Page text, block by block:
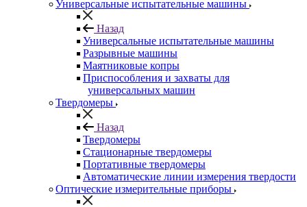
Универсальные испытательные машины
Назад
Универсальные испытательные машины
Разрывные машины
Маятниковые копры
Приспособления и захваты для
универсальных машин
Твердомеры
Назад
Твердомеры
Стационарные твердомеры
Портативные твердомеры
Автоматические линии измерения твердости
Оптические измерительные приборы